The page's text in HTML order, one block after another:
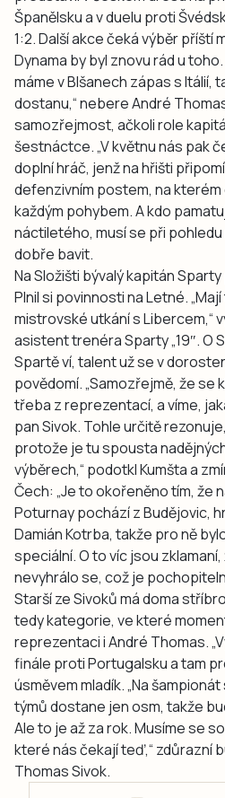
Španělsku a v duelu proti
1:2. Další akce čeká výběr příští
Dynama by byl znovu rád u
máme v Blšanech zápas s Itálií,
dostanu,“ nebere André
samozřejmost, ačkoli role
šestnáctce. „V květnu nás pak
doplní hráč, jenž na hřišti
defenzivním postem, na
každým pohybem. A kdo
náctiletého, musí se při
dobře bavit.
Na Složišti bývalý kapitán
Plnil si povinnosti na Letné.
mistrovské utkání s Libercem,“
asistent trenéra Sparty „19″. O
Spartě ví, talent už se v
povědomí. „Samozřejmě, že se
třeba z reprezentací, a víme,
pan Sivok. Tohle určitě
protože je tu spousta
výběrech,“ podotkl Kumšta a
Čech: „Je to okořeněno tím, že
Poturnay pochází z Budějovic,
Damián Kotrba, takže pro ně
speciální. O to víc jsou
nevyhrálo se, což je
Starší ze Sivoků má doma
tedy kategorie, ve které
reprezentaci i André Thomas.
finále proti Portugalsku a tam
úsměvem mladík. „Na
týmů dostane jen osm, takže
Ale to je až za rok. Musíme se
které nás čekají teď,“ zdůrazní
Thomas Sivok.